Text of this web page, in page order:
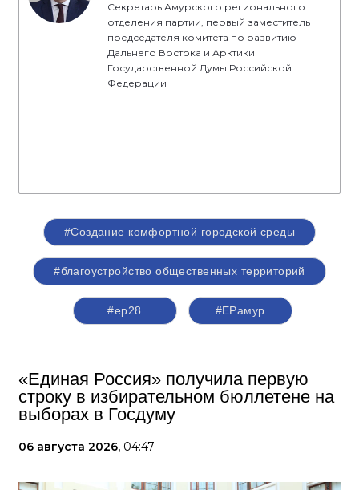
Секретарь Амурского регионального
отделения партии, первый заместитель
председателя комитета по развитию
Дальнего Востока и Арктики
Государственной Думы Российской
Федерации
#Создание комфортной городской среды
#благоустройство общественных территорий
#ер28 #ЕРамур
«Единая Россия» получила первую
строку в избирательном бюллетене на
выборах в Госдуму
06 августа 2026, 04:47